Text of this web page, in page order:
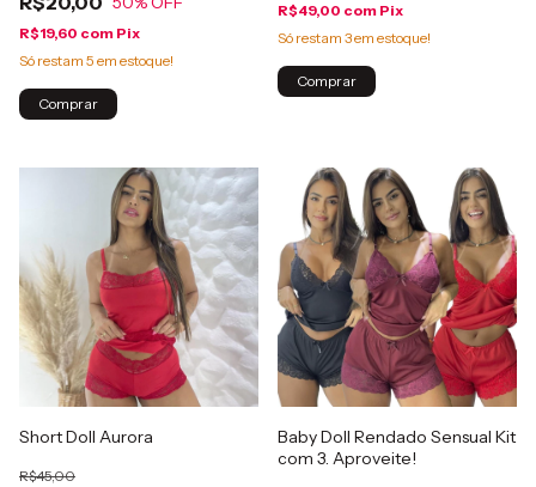
R$19,60 com Pix
Só restam 5 em estoque!
Comprar
R$49,00 com Pix
Só restam 3em estoque!
Comprar
Short Doll Aurora
R$45,00
Baby Doll Rendado Sensual Kit
com 3. Aproveite!